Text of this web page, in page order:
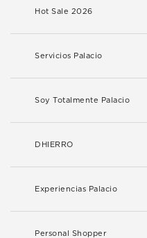
Hot Sale 2026
Servicios Palacio
Soy Totalmente Palacio
DHIERRO
Experiencias Palacio
Personal Shopper